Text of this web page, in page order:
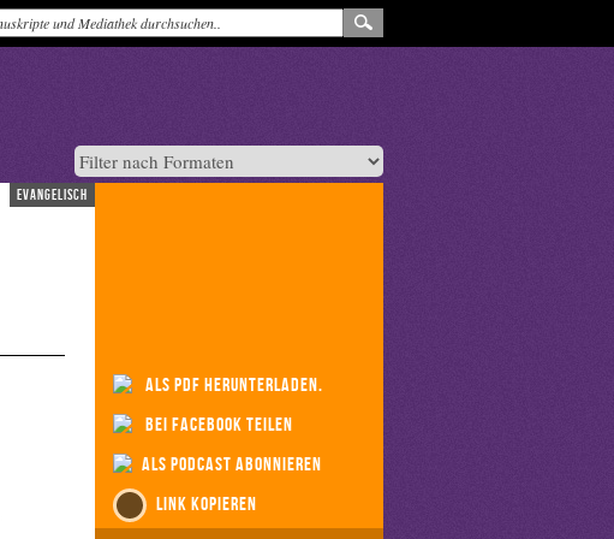
evangelisch
als PDF herunterladen.
bei Facebook teilen
als Podcast abonnieren
Link kopieren